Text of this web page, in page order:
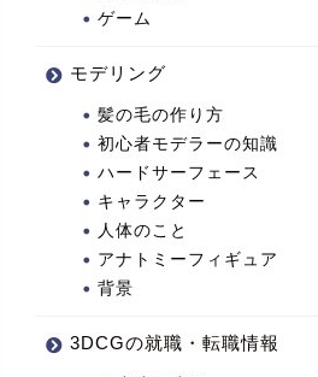
ゲーム
モデリング
髪の毛の作り方
初心者モデラーの知識
ハードサーフェース
キャラクター
人体のこと
アナトミーフィギュア
背景
3DCGの就職・転職情報